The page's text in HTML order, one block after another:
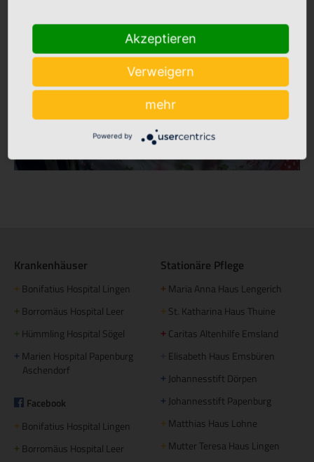
Krankenhäuser
+ Bonifatius Hospital Lingen
+ Borromäus Hospital Leer
+ Hümmling Hospital Sögel
+ Marien Hospital Papenburg
Aschendorf
Facebook
+ Bonifatius Hospital Lingen
+ Borromäus Hospital Leer
Stationäre Pflege
+ Maria Anna Haus Lengerich
+ St. Katharina Haus Thuine
+ Caritas Altenhilfe Emsland
Elisabeth Haus Emsbüren
+ Johannesstift Dörpen
+ Johannesstift Papenburg
+ Matthias Haus Lohne
+ Mutter Teresa Haus Lingen
Akzeptieren
Verweigern
mehr
Powered by